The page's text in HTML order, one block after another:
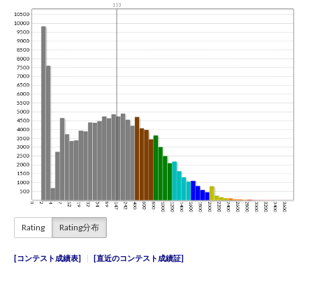
Rating Rating分布
コンテスト成績表 直近のコンテスト成績証